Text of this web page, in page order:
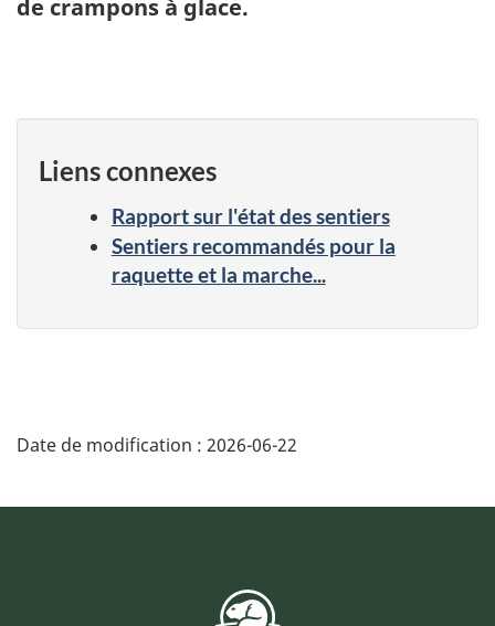
de crampons à glace.
Liens connexes
Rapport sur l'état des sentiers
Sentiers recommandés pour la
raquette et la marche...
Date de modification : 2026-06-22